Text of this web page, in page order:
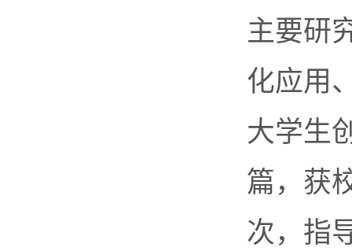
主要研
化应用
大学生
篇，获
次，指